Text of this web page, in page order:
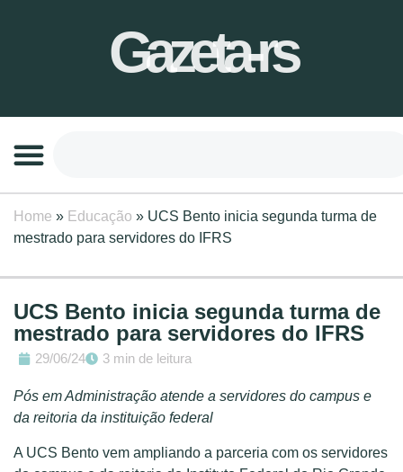
Gazeta-rs
Home » Educação » UCS Bento inicia segunda turma de
mestrado para servidores do IFRS
UCS Bento inicia segunda turma de
mestrado para servidores do IFRS
29/06/24 3 min de leitura
Pós em Administração atende a servidores do campus e
da reitoria da instituição federal
A UCS Bento vem ampliando a parceria com os servidores